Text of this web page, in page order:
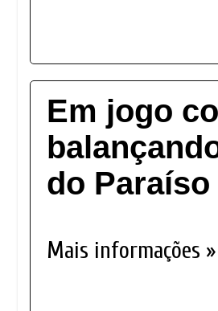
Em jogo
do
Mais informações »